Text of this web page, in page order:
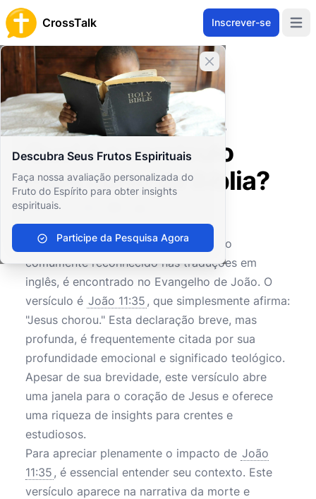
CrossTalk Inscrever-se
Fechar banner
Descubra Seus Frutos Espirituais
Faça nossa avaliação personalizada do
Fruto do Espírito para obter insights
espirituais.
Participe da Pesquisa Agora
Home
Arquivo de Perguntas
Estudos Bíblicos
Hermenêutica Bíblica
Qual é o versículo mais curto da Bíblia?
Qual é o versículo
mais curto da Bíblia?
0 0 678
O versículo mais curto da Bíblia, como
comumente reconhecido nas traduções em
inglês, é encontrado no Evangelho de João. O
versículo é João 11:35 , que simplesmente afirma:
"Jesus chorou." Esta declaração breve, mas
profunda, é frequentemente citada por sua
profundidade emocional e significado teológico.
Apesar de sua brevidade, este versículo abre
uma janela para o coração de Jesus e oferece
uma riqueza de insights para crentes e
estudiosos.
Para apreciar plenamente o impacto de João
11:35 , é essencial entender seu contexto. Este
versículo aparece na narrativa da morte e